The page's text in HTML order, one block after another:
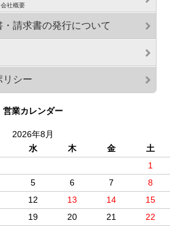
社概要
請求書の発行について
リシー
営業カレンダー
2026年8月
水 木 金
土
1
5 6 7
8
12 13 14
15
19 20 21 22